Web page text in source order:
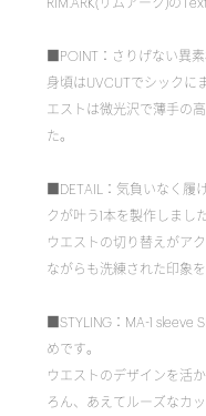
RIM.ARK(リムアーク)の
■POINT：さりげない異
身頃はUVCUTでシックに
エストは微光沢で薄手の
た。
■DETAIL：気負いなく履
クが叶う1本を製作しました
ウエストの切り替えがア
ながらも洗練された印象
■STYLING：MA-1 sleeve
めです。
ウエストのデザインを活
ろん、あえてルーズなカ